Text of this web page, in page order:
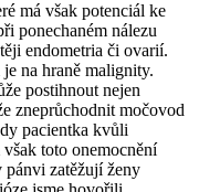
má však potenciál ke
ponechaném nálezu
endometria či ovarií.
na hraně malignity.
postihnout nejen
zneprůchodnit močovod
pacientka kvůli
toto onemocnění
pánvi zatěžují ženy